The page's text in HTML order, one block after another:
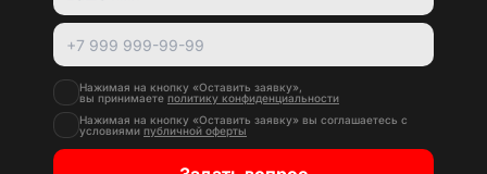
Нажимая на кнопку «Оставить заявку»,
вы принимаете политику конфиденциальности
Нажимая на кнопку «Оставить заявку» вы соглашаетесь с
условиями публичной оферты